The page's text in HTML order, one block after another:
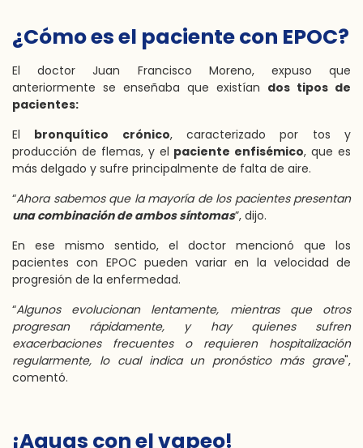
¿Cómo es el paciente con EPOC?
El doctor Juan Francisco Moreno, expuso que
anteriormente se enseñaba que existían dos tipos de
pacientes:
El bronquítico crónico, caracterizado por tos y
producción de flemas, y el paciente enfisémico, que es
más delgado y sufre principalmente de falta de aire.
“Ahora sabemos que la mayoría de los pacientes presentan
una combinación de ambos síntomas”, dijo.
En ese mismo sentido, el doctor mencionó que los
pacientes con EPOC pueden variar en la velocidad de
progresión de la enfermedad.
“Algunos evolucionan lentamente, mientras que otros
progresan rápidamente, y hay quienes sufren
exacerbaciones frecuentes o requieren hospitalización
regularmente, lo cual indica un pronóstico más grave",
comentó.
¡Aguas con el vapeo!